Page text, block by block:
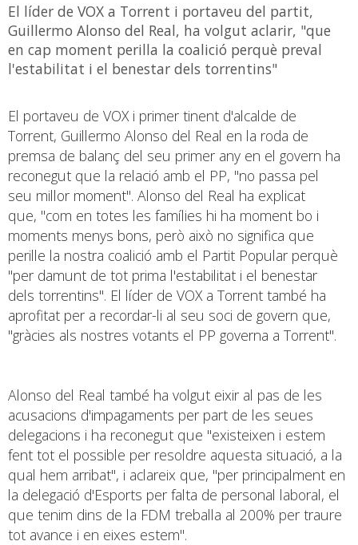
El líder de VOX a Torrent i portaveu del partit,
Guillermo Alonso del Real, ha volgut aclarir, "que
en cap moment perilla la coalició perquè preval
l'estabilitat i el benestar dels torrentins"
El portaveu de VOX i primer tinent d'alcalde de
Torrent, Guillermo Alonso del Real en la roda de
premsa de balanç del seu primer any en el govern ha
reconegut que la relació amb el PP, "no passa pel
seu millor moment". Alonso del Real ha explicat
que, "com en totes les famílies hi ha moment bo i
moments menys bons, però això no significa que
perille la nostra coalició amb el Partit Popular perquè
"per damunt de tot prima l'estabilitat i el benestar
dels torrentins". El líder de VOX a Torrent també ha
aprofitat per a recordar-li al seu soci de govern que,
"gràcies als nostres votants el PP governa a Torrent".
Alonso del Real també ha volgut eixir al pas de les
acusacions d'impagaments per part de les seues
delegacions i ha reconegut que "existeixen i estem
fent tot el possible per resoldre aquesta situació, a la
qual hem arribat", i aclareix que, "per principalment en
la delegació d'Esports per falta de personal laboral, el
que tenim dins de la FDM treballa al 200% per traure
tot avance i en eixes estem".